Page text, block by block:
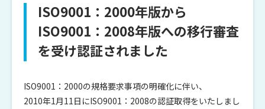
お知らせ
ISO9001：2000年版から
ISO9001：2008年版への移行審査
を受け認証されました
ISO9001：2000の規格要求事項の明確化に伴い、
2010年1月11日にISO9001：2008の認証取得をいたしまし